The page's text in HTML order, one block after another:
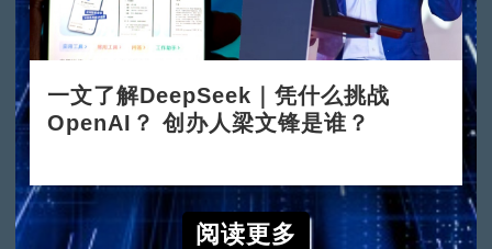
一文了解DeepSeek｜凭什么挑战
OpenAI？ 创办人梁文锋是谁？
阅读更多